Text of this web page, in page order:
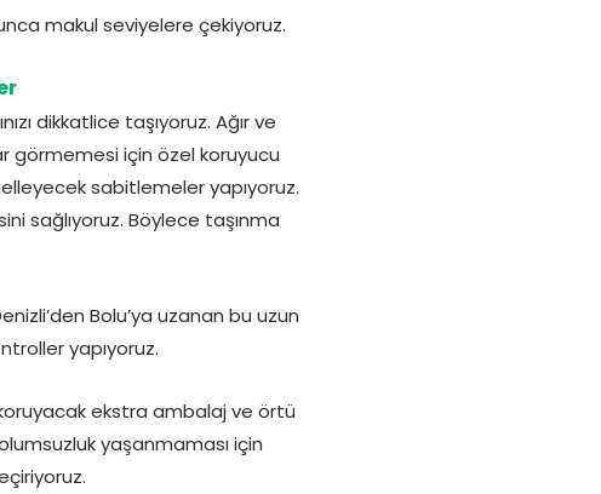
makul seviyelere çekiyoruz.
dikkatlice taşıyoruz. Ağır ve
görmemesi için özel koruyucu
sabitlemeler yapıyoruz.
sağlıyoruz. Böylece taşınma
Bolu’ya uzanan bu uzun
yapıyoruz.
koruyacak ekstra ambalaj ve örtü
yaşanmaması için